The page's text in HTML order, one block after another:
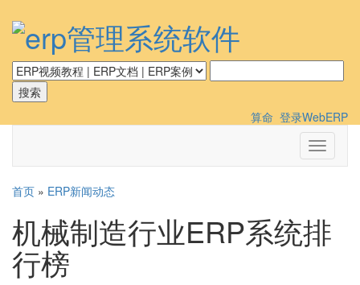
算命 登录WebERP
切
换
首页 » ERP新闻动态
机械制造行业ERP系统排
行榜